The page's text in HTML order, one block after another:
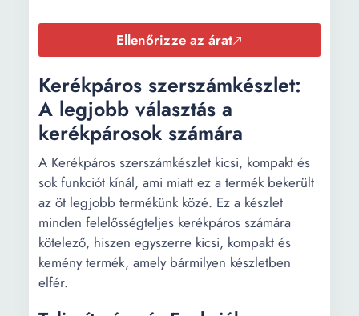
Ellenőrizze az árat
Kerékpáros szerszámkészlet:
A legjobb választás a
kerékpárosok számára
A Kerékpáros szerszámkészlet kicsi, kompakt és
sok funkciót kínál, ami miatt ez a termék bekerült
az öt legjobb termékünk közé. Ez a készlet
minden felelősségteljes kerékpáros számára
kötelező, hiszen egyszerre kicsi, kompakt és
kemény termék, amely bármilyen készletben
elfér.